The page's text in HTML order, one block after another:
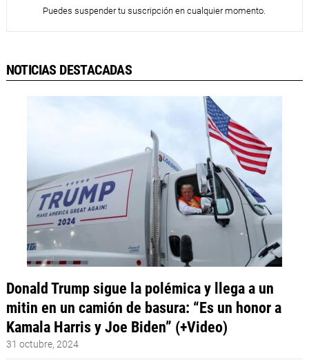
Puedes suspender tu suscripción en cualquier momento.
NOTICIAS DESTACADAS
Donald Trump sigue la polémica y llega a un
mitin en un camión de basura: “Es un honor a
Kamala Harris y Joe Biden” (+Video)
31 octubre, 2024